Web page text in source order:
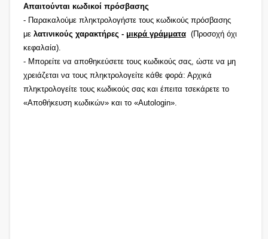
Απαιτούνται κωδικοί πρόσβασης
- Παρακαλούμε πληκτρολογήστε τους κωδικούς πρόσβασης
με λατινικούς χαρακτήρες - μικρά γράμματα(Προσοχή όχι
κεφαλαία).
- Μπορείτε να αποθηκεύσετε τους κωδικούς σας, ώστε να μη
χρειάζεται να τους πληκτρολογείτε κάθε φορά: Αρχικά
πληκτρολογείτε τους κωδικούς σας και έπειτα τσεκάρετε το
«Αποθήκευση κωδικών» και το «Autologin».